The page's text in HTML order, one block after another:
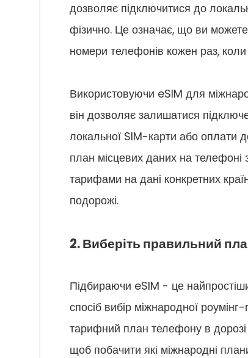
дозволяє підключитися до
фізично. Це означає, що ви можете
номери телефонів кожен раз,
Використовуючи eSIM для
він дозволяє залишатися
локальної SIM-карти або оплати
план місцевих даних на
тарифами на дані конкретних
подорожі.
2. Виберіть правильний
Підбираючи eSIM - це
спосіб вибір міжнародної
тарифний план телефону в
щоб побачити які міжнародні